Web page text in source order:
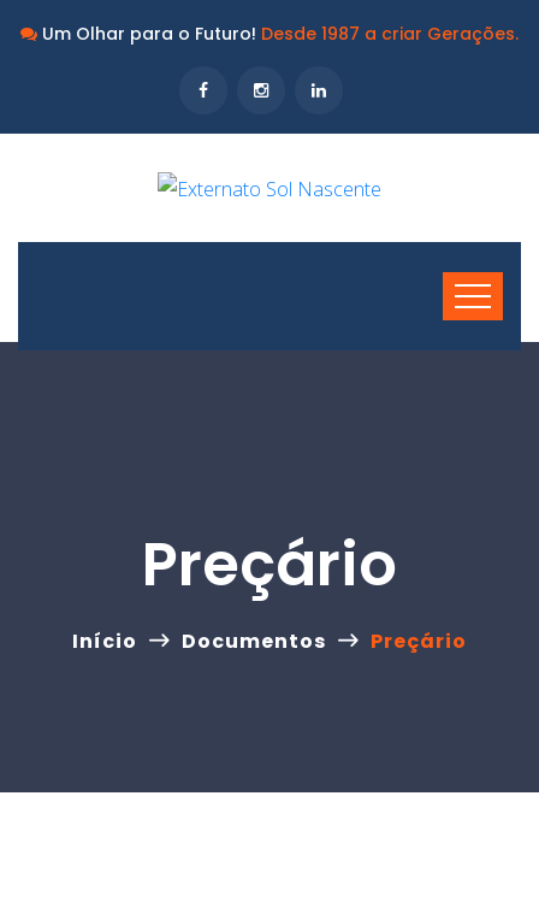
Um Olhar para o Futuro! Desde 1987 a criar Gerações.
Preçário
Início Documentos Preçário